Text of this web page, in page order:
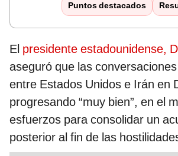
Puntos destacados
El presidente estadounidense,
aseguró que las
entre Estados Unidos e Irán en
progresando “muy bien”, en el
esfuerzos para consolidar un
posterior al fin de las